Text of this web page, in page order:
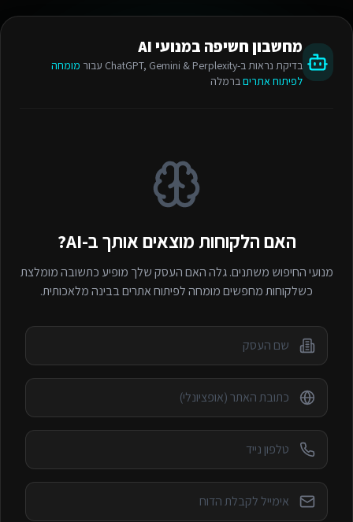
מחשבון חשיפה במנועי AI
בדיקת נראות ב-ChatGPT, Gemini & Perplexity עבור
מומחה
לפיתוח אתריםברמלה
האם הלקוחות מוצאים אותך ב-AI?
מנועי החיפוש משתנים. גלה האם העסק שלך מופיע כתשובה מומלצת
כשלקוחות מחפשיםמומחה לפיתוח אתריםבבינה מלאכותית.